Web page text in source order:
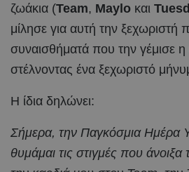
ζωάκια (Team, Maylo και
μίλησε για αυτή την ξεχωριστή
συναισθήματά που την γέμισε η
στέλνοντας ένα ξεχωριστό
Η ίδια δηλώνει:
Σήμερα, την Παγκόσμια Ημέρα
θυμάμαι τις στιγμές που άνοιξα